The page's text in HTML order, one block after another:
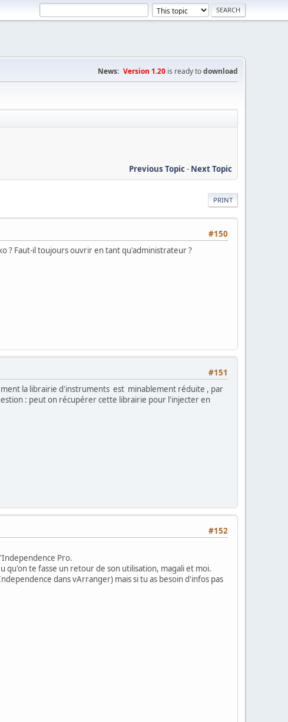
News: Version 1.20 is ready todownload
Previous Topic- Next Topic
PRINT
#150
? Faut-il toujours ouvrir en tant qu'administrateur ?
#151
la librairie d'instruments est minablement réduite , par
: peut on récupérer cette librairie pour l'injecter en
#152
Pro.
qu'on te fasse un retour de son utilisation, magali et moi.
dans vArranger) mais si tu as besoin d'infos pas